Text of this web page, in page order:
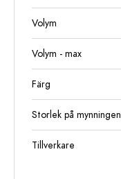
Volym
Volym - max
Färg
Storlek på mynningen
Tillverkare